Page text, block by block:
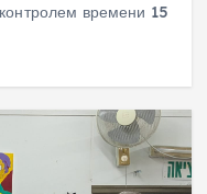
времени 15